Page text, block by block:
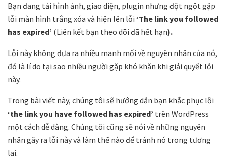
Bạn đang tải hình ảnh, giao diện, plugin nhưng đột ngột gặp
lỗi màn hình trắng xóa và hiện lên lỗi ‘The link you followed
has expired’ (Liên kết bạn theo dõi đã hết hạn).
Lỗi này không đưa ra nhiều manh mối về nguyên nhân của nó,
đó là lí do tại sao nhiều người gặp khó khăn khi giải quyết lỗi
này.
Trong bài viết này, chúng tôi sẽ hướng dẫn bạn khắc phục lỗi
‘the link you have followed has expired’ trên WordPress
một cách dễ dàng. Chúng tôi cũng sẽ nói về những nguyên
nhân gây ra lỗi này và làm thế nào để tránh nó trong tương
lai.